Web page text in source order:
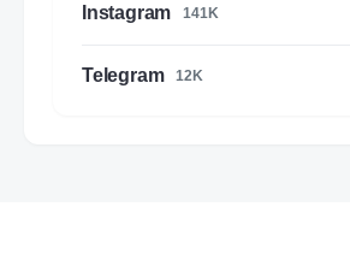
Instagram 141K
Telegram 12K